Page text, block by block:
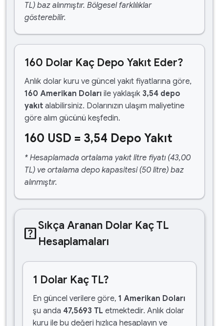
TL) baz alınmıştır. Bölgesel farklılıklar
gösterebilir.
160 Dolar Kaç Depo Yakıt Eder?
Anlık dolar kuru ve güncel yakıt fiyatlarına göre,
160 Amerikan Doları ile yaklaşık 3,54 depo
yakıt alabilirsiniz. Dolarınızın ulaşım maliyetine
göre alım gücünü keşfedin.
160 USD = 3,54 Depo Yakıt
* Hesaplamada ortalama yakıt litre fiyatı (43,00
TL) ve ortalama depo kapasitesi (50 litre) baz
alınmıştır.
help_centerSıkça Aranan Dolar Kaç TL
Hesaplamaları
1 Dolar Kaç TL?
En güncel verilere göre, 1 Amerikan Doları
şu anda 47,5693 TL etmektedir. Anlık dolar
kuru ile bu değeri hızlıca hesaplayın ve